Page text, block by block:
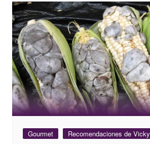
Gourmet Recomendaciones de Vicky